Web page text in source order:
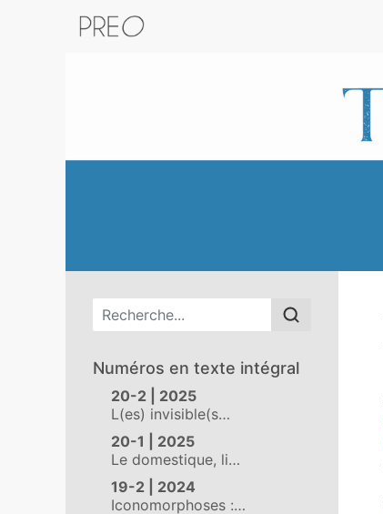
Menu principal
Numéros en texte intégral
20-2 | 2025
L(es) invisible(s…
20-1 | 2025
Le domestique, li…
19-2 | 2024
Iconomorphoses :…